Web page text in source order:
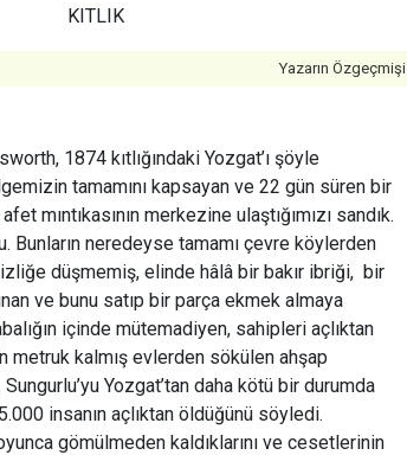
KITLIK
Yazarın Özgeçmişi
1874 kıtlığındaki Yozgat’ı şöyle
tamamını kapsayan ve 22 gün süren bir
mıntıkasının merkezine ulaştığımızı sandık.
Bunların neredeyse tamamı çevre köylerden
düşmemiş, elinde hâlâ bir bakır ibriği, bir
ve bunu satıp bir parça ekmek almaya
içinde mütemadiyen, sahipleri açlıktan
metruk kalmış evlerden sökülen ahşap
Yozgat’tan daha kötü bir durumda
insanın açlıktan öldüğünü söyledi.
gömülmeden kaldıklarını ve cesetlerinin